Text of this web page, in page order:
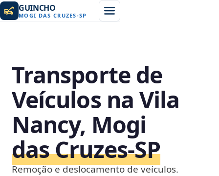
GUINCHO
MOGI DAS CRUZES-SP
Transporte de
Veículos na Vila
Nancy, Mogi
das Cruzes‑SP
Remoção e deslocamento de veículos.